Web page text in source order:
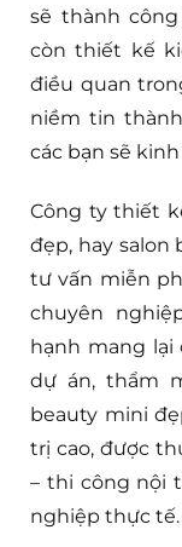
sẽ thành
còn thiết kế
điều quan
niềm tin
các bạn sẽ
Công ty thiết
đẹp, hay salon
tư vấn miễn
chuyên
hạnh mang lại
dự án, thẩm
beauty mini
trị cao, được
– thi công nội
nghiệp thực tế.